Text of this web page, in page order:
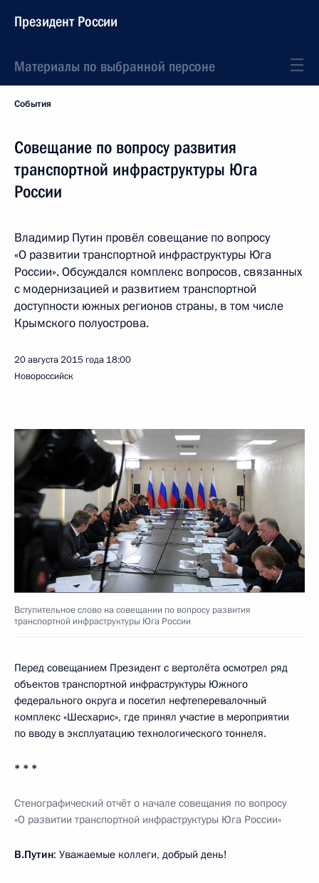
Президент России
Материалы по выбранной персоне
События
Совещание по вопросу развития
транспортной инфраструктуры Юга
России
Владимир Путин провёл совещание по вопросу
«О развитии транспортной инфраструктуры Юга
России». Обсуждался комплекс вопросов, связанных
с модернизацией и развитием транспортной
доступности южных регионов страны, в том числе
Крымского полуострова.
20 августа 2015 года 18:00
Новороссийск
Вступительное слово на совещании по вопросу развития
транспортной инфраструктуры Юга России
Перед совещанием Президент с вертолёта осмотрел ряд
объектов транспортной инфраструктуры Южного
федерального округа и посетил нефтеперевалочный
комплекс «Шесхарис», где принял участие в мероприятии
по вводу в эксплуатацию технологического тоннеля.
* * *
Стенографический отчёт о начале совещания по вопросу
«О развитии транспортной инфраструктуры Юга России»
В.Путин: Уважаемые коллеги, добрый день!